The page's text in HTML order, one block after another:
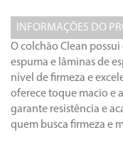
INFORMAÇÕES DO
O colchão Clean
espuma e lâminas de
nível de firmeza e
oferece toque macio e
garante resistência e
quem busca firmeza e